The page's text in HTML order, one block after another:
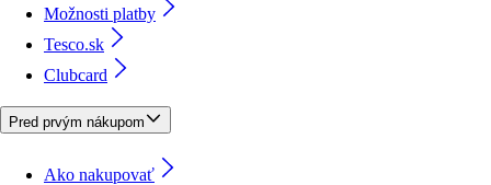
Možnosti platby
Tesco.sk
Clubcard
Pred prvým nákupom
Ako nakupovať